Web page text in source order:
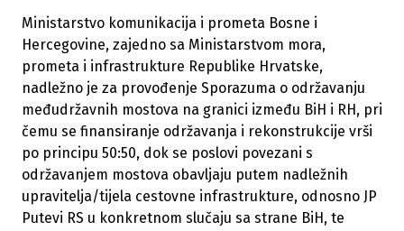
Ministarstvo komunikacija i prometa Bosne i
Hercegovine, zajedno sa Ministarstvom mora,
prometa i infrastrukture Republike Hrvatske,
nadležno je za provođenje Sporazuma o održavanju
međudržavnih mostova na granici između BiH i RH, pri
čemu se finansiranje održavanja i rekonstrukcije vrši
po principu 50:50, dok se poslovi povezani s
održavanjem mostova obavljaju putem nadležnih
upravitelja/tijela cestovne infrastrukture, odnosno JP
Putevi RS u konkretnom slučaju sa strane BiH, te